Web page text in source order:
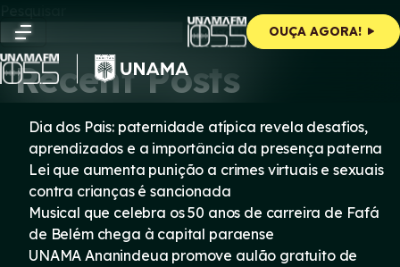
content
OUÇA AGORA!
Pesquisar
Pesquisar
Recent Posts
Dia dos Pais: paternidade atípica revela desafios,
aprendizados e a importância da presença paterna
Lei que aumenta punição a crimes virtuais e sexuais
contra crianças é sancionada
Musical que celebra os 50 anos de carreira de Fafá
de Belém chega à capital paraense
UNAMA Ananindeua promove aulão gratuito de